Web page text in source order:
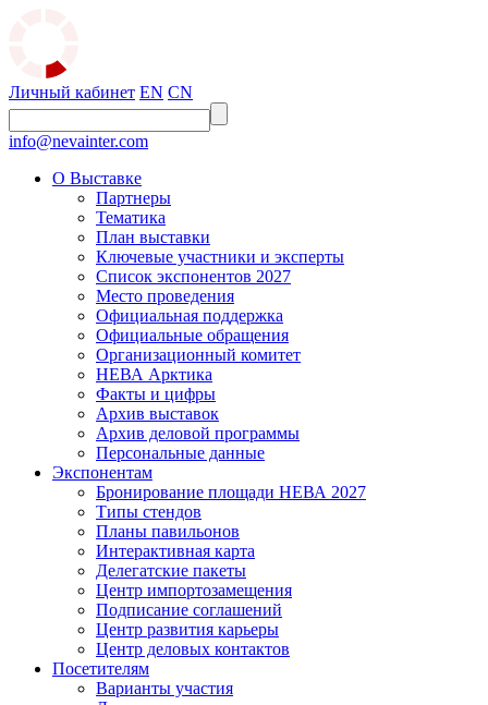
Личный кабинет EN CN
info@nevainter.com
О Выставке
Партнеры
Тематика
План выставки
Ключевые участники и эксперты
Список экспонентов 2027
Место проведения
Официальная поддержка
Официальные обращения
Организационный комитет
НЕВА Арктика
Факты и цифры
Архив выставок
Архив деловой программы
Персональные данные
Экспонентам
Бронирование площади НЕВА 2027
Типы стендов
Планы павильонов
Интерактивная карта
Делегатские пакеты
Центр импортозамещения
Подписание соглашений
Центр развития карьеры
Центр деловых контактов
Посетителям
Варианты участия